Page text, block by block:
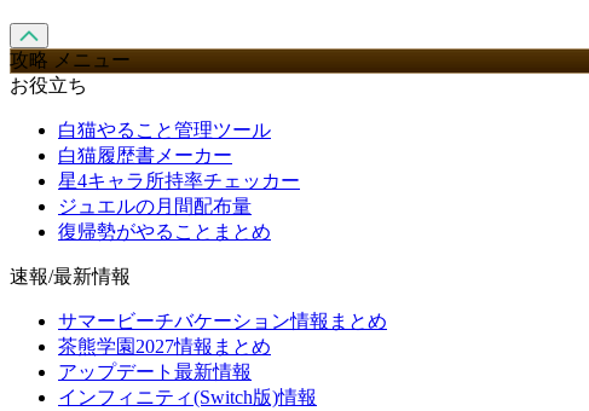
攻略 メニュー
お役立ち
白猫やること管理ツール
白猫履歴書メーカー
星4キャラ所持率チェッカー
ジュエルの月間配布量
復帰勢がやることまとめ
速報/最新情報
サマービーチバケーション情報まとめ
茶熊学園2027情報まとめ
アップデート最新情報
インフィニティ(Switch版)情報